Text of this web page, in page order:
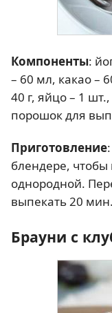
Компоненты:
– 60 мл, какао –
40 г, яйцо – 1
порошок для
Приготовление
блендере,
однородной.
выпекать 20
Брауни с